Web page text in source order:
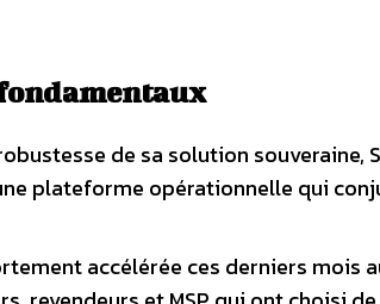
de sa solution souveraine,
plateforme opérationnelle qui
accélérée ces derniers mois